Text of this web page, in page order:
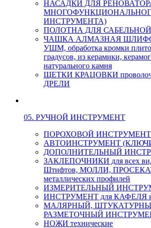
НАСАДКИ ДЛЯ
ИНСТРУМЕНТА)
ПОЛОТНА ДЛЯ
ЧАШКА АЛМАЗНАЯ
УШМ, обработка кромки
градусов, из керамики,
натурального камня
ЩЕТКИ КРАЦОВКИ
ДРЕЛИ
05. РУЧНОЙ ИНСТРУМЕНТ
ПОРОХОВОЙ ИНСТРУМЕНТ
АВТОИНСТРУМЕНТ
ДОПОЛНИТЕЛЬНЫЙ
ЗАКЛЕПОЧНИКИ для всех
Штифтов, МОЛЛИ,
металлических профилей
ИЗМЕРИТЕЛЬНЫЙ
ИНСТРУМЕНТ для КАФЕЛЯ
МАЛЯРНЫЙ,
РАЗМЕТОЧНЫЙ
НОЖИ технические